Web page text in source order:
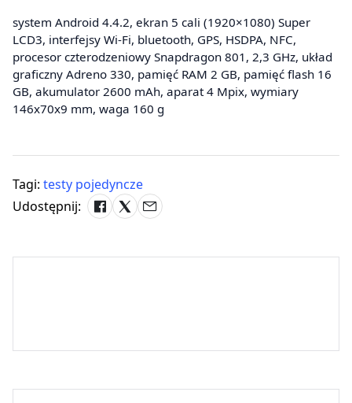
system Android 4.4.2, ekran 5 cali (1920×1080) Super
LCD3, interfejsy Wi-Fi, bluetooth, GPS, HSDPA, NFC,
procesor czterodzeniowy Snapdragon 801, 2,3 GHz, układ
graficzny Adreno 330, pamięć RAM 2 GB, pamięć flash 16
GB, akumulator 2600 mAh, aparat 4 Mpix, wymiary
146x70x9 mm, waga 160 g
Tagi: testy pojedyncze
Udostępnij: